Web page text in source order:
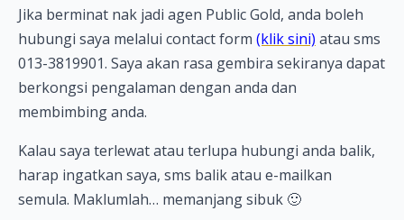
Jika berminat nak jadi agen Public Gold, anda boleh
hubungi saya melalui contact form (klik sini) atau sms
013-3819901. Saya akan rasa gembira sekiranya dapat
berkongsi pengalaman dengan anda dan
membimbing anda.
Kalau saya terlewat atau terlupa hubungi anda balik,
harap ingatkan saya, sms balik atau e-mailkan
semula. Maklumlah… memanjang sibuk 🙂